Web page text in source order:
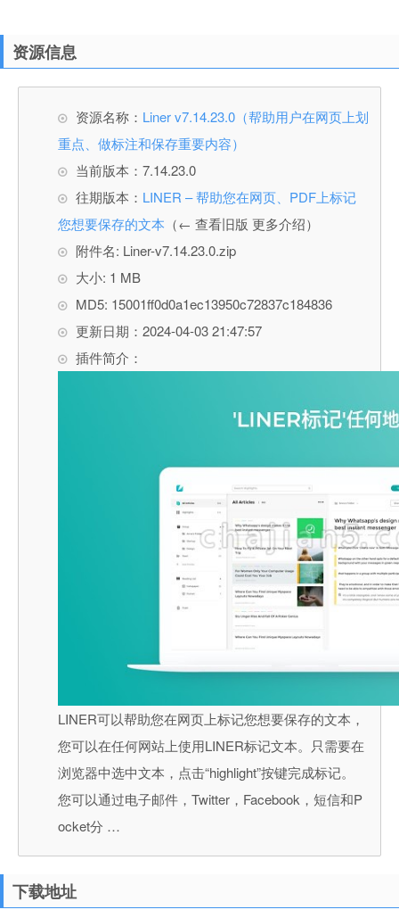
资源信息
资源名称： Liner v7.14.23.0（帮助用户在网页上划
重点、做标注和保存重要内容）
当前版本：7.14.23.0
往期版本： LINER – 帮助您在网页、PDF上标记
您想要保存的文本 （← 查看旧版 更多介绍）
附件名: Liner-v7.14.23.0.zip
大小: 1 MB
MD5: 15001ff0d0a1ec13950c72837c184836
更新日期：2024-04-03 21:47:57
插件简介：
LINER可以帮助您在网页上标记您想要保存的文本，
您可以在任何网站上使用LINER标记文本。只需要在
浏览器中选中文本，点击“highlight”按键完成标记。
您可以通过电子邮件，Twitter，Facebook，短信和P
ocket分 …
下载地址